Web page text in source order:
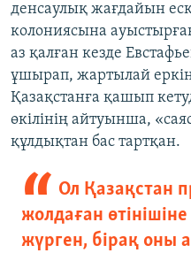
денсаулық жағдайын
колониясына
аз қалған кезде
ұшырап, жартылай
Қазақстанға қашып
өкілінің айтуынша,
құлдықтан бас тартқан.
Ол Қазақстан
жолдаған
жүрген, бірақ оны